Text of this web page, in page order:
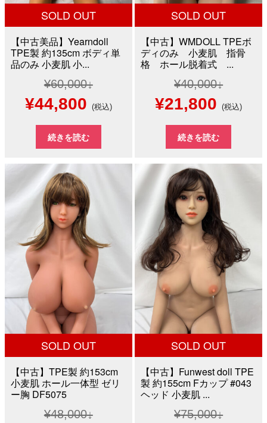
SOLD OUT
【中古美品】Yearndoll
TPE製 約135cm ボディ単
品のみ 小麦肌 小...
¥60,000
元
の
価
格
は
¥60,000
で
し
た。
¥44,800現
在
の
格
は
¥44,800
で
す。
(税込)
続きを読む
SOLD OUT
【中古】WMDOLL TPEボ
ディのみ 小麦肌 指骨
格 ホール脱着式 ...
¥40,000
元
の
価
格
は
¥40,000
で
し
た。
¥21,800 現
在
の
格
は
で
す。
(税込)
続きを読む
SOLD OUT
【中古】TPE製 約153cm
小麦肌 ホール一体型 ゼリ
ー胸 DF5075
¥48,000
SOLD OUT
【中古】Funwest doll TPE
製 約155cm Fカップ #043
ヘッド 小麦肌 ...
¥75,000